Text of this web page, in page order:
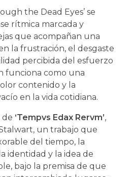
the Dead Eyes’ se
rítmica marcada y
que acompañan una
la frustración, el desgaste
percibida del esfuerzo
funciona como una
contenido y la
en la vida cotidiana.
de ‘Tempvs Edax Rervm’,
un trabajo que
del tiempo, la
identidad y la idea de
bajo la premisa de que